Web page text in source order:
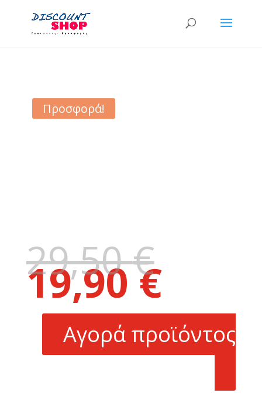
Προσφορά!
29,50€Original
price
was:
29,50 €.
19,90€τιμή
είναι:
19,90 €.
Αγορά προϊόντος